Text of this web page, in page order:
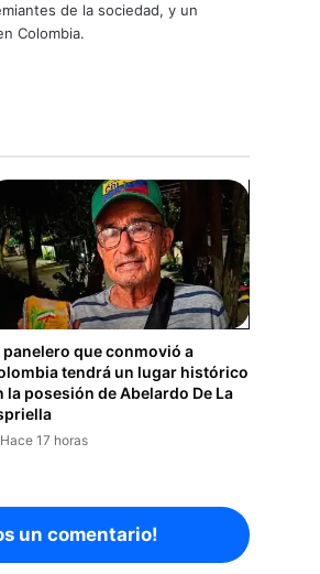
de la sociedad, y un
Colombia.
panelero que conmovió a
tendrá un lugar histórico
la posesión de Abelardo De La
Hace 17 horas
un comentario!